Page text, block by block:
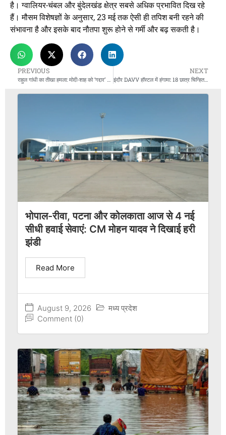
है। ग्वालियर-चंबल और बुंदेलखंड क्षेत्र सबसे अधिक प्रभावित दिख रहे
हैं। मौसम विशेषज्ञों के अनुसार, 23 मई तक ऐसी ही तपिश बनी रहने की
संभावना है और इसके बाद नौतपा शुरू होने से गर्मी और बढ़ सकती है।
PREVIOUS NEXT
इंदौर DAVV हॉस्टल में हंगामा: 18 छात्र चिन्हित, अर्धनग्न डांस और तोड़फोड़ का आरोप
भोपाल-रीवा, पटना और कोलकाता आज से 4 नई
सीधी हवाई सेवाएं: CM मोहन यादव ने दिखाई हरी
झंडी
August 9, 2026
मध्य प्रदेश
Comment (0)
Read More